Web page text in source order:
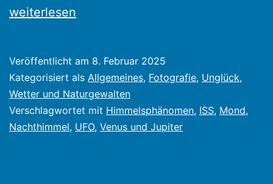
Venus
morgens
am
Himmel.
Himmelsphänomene
weiterlesen
Veröffentlicht am 8. Februar 2025
Kategorisiert als Allgemeines, Fotografie, Unglück,
Wetter und Naturgewalten
Verschlagwortet mit Himmelsphänomen, ISS, Mond,
Nachthimmel, UFO, Venus und Jupiter